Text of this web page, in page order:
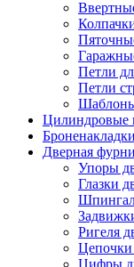
Петли
Петли
Шаблоны
Цилиндровые
Броненакладки
Дверная
Упоры
Глазки
Ригеля
Цифры